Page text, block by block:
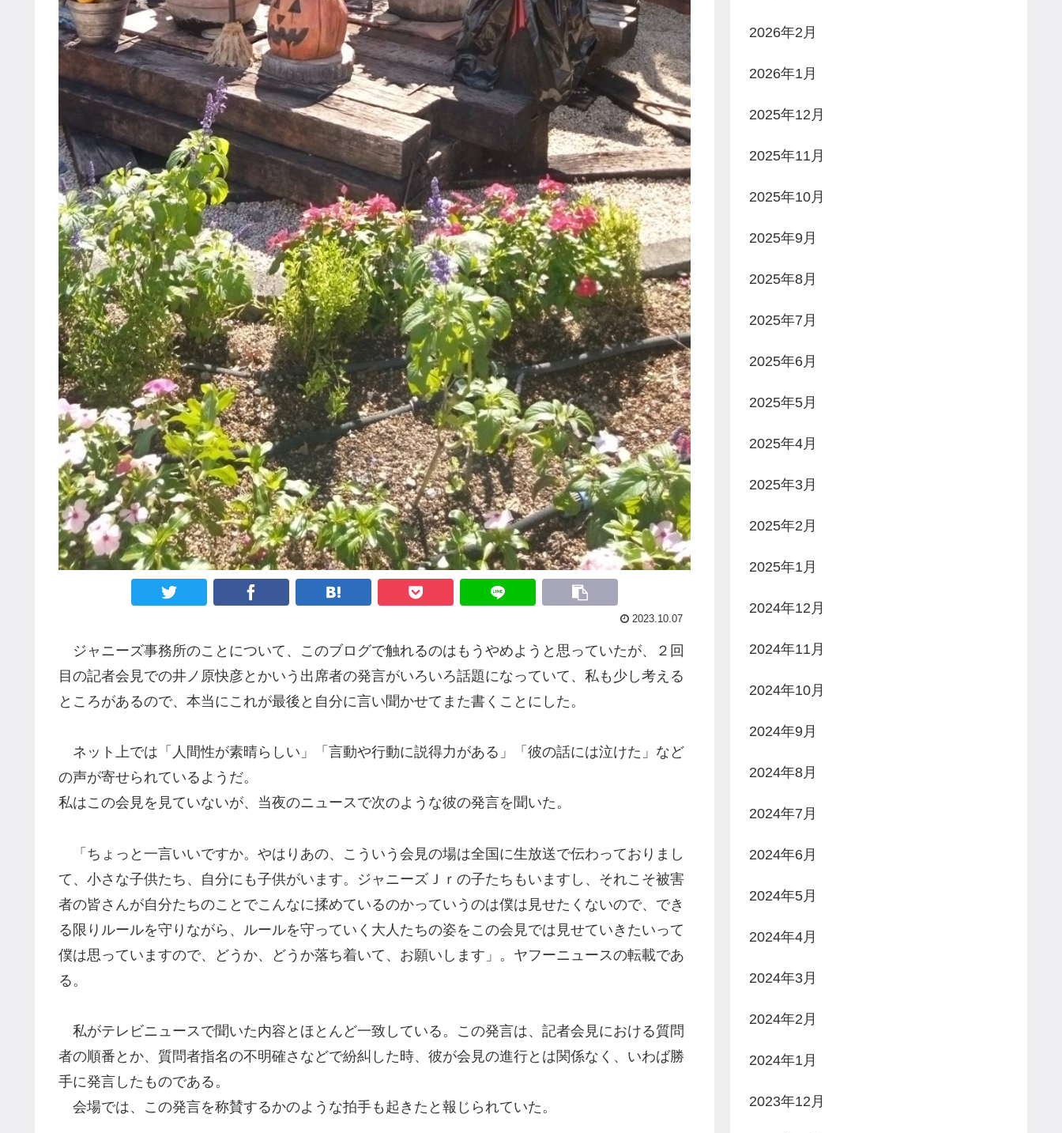
2023.10.07
ジャニーズ事務所のことについて 、 このブログで触れるのは もうやめようと 思っていたが、
２回
目の記者会見での井ノ原快彦とかいう出席者の発言がいろいろ話題になっていて、私も少し考える
ところがあるので、 本当にこれが最後と 自分に言い聞かせてまた書くことにした。
ネット上では「人間性が素晴らしい 」「言動や行動に説得力がある」「 彼の話には泣けた 」など
の声が寄せられている ようだ。
私はこの会見を 見ていないが、 当夜のニュースで次のような彼の発言を聞いた。
「ちょっと一言いいですか。やはりあの、こういう会見の場は全国に生放送で伝わっておりまし
て、小さな子供たち、自分にも子供がいます。ジャニーズ Ｊｒ の子たちもいますし、それこそ被害
者の皆さんが自分たちのことでこんなに揉めているのかっていうのは僕は見せたくないので、でき
る限りルールを守りながら、ルールを守っていく大人たちの姿をこの会見では見せていきたいって
僕は思っていますので、どうか、どうか落ち着いて、お願いします」。 ヤフーニュースの転載であ
る。
私がテレビニュースで聞いた内容とほとんど一致している。この発言は、 記者会見における質問
者の順番とか、 質問者指名の不明確さなどで紛糾した時、彼が会見の進行とは関係なく 、 いわば勝
手に発言 したものである。
会場では、 この発言を称賛するかのような拍手も起きたと報じられていた。
2026年2月
2026年1月
2025年12月
2025年11月
2025年10月
2025年9月
2025年8月
2025年7月
2025年6月
2025年5月
2025年4月
2025年3月
2025年2月
2025年1月
2024年12月
2024年11月
2024年10月
2024年9月
2024年8月
2024年7月
2024年6月
2024年5月
2024年4月
2024年3月
2024年2月
2024年1月
2023年12月